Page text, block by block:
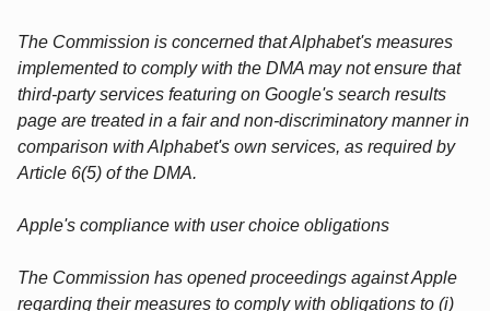
The Commission is concerned that Alphabet's measures
implemented to comply with the DMA may not ensure that
third-party services featuring on Google's search results
page are treated in a fair and non-discriminatory manner in
comparison with Alphabet's own services, as required by
Article 6(5) of the DMA.
Apple's compliance with user choice obligations
The Commission has opened proceedings against Apple
regarding their measures to comply with obligations to (i)